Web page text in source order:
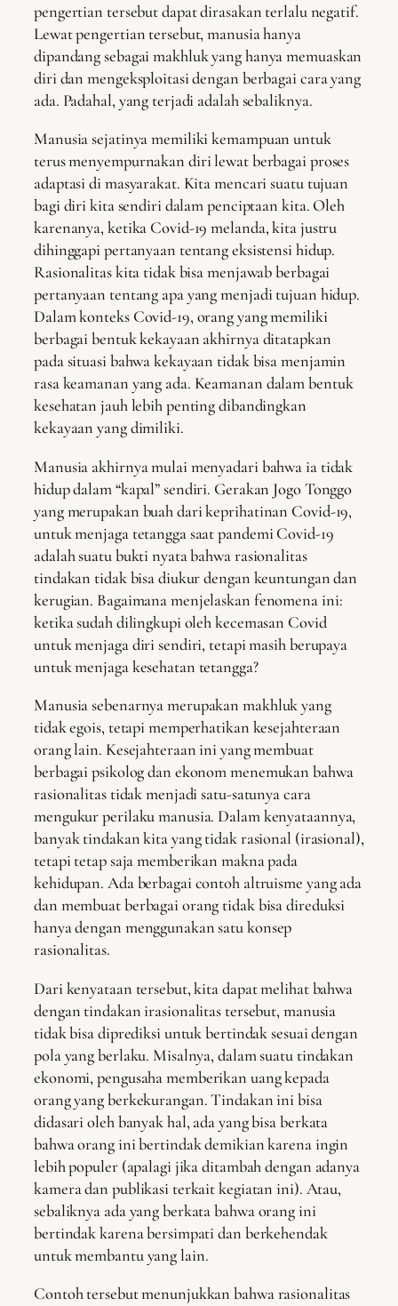
pengertian tersebut dapat dirasakan terlalu negatif.
Lewat pengertian tersebut, manusia hanya
dipandang sebagai makhluk yang hanya memuaskan
diri dan mengeksploitasi dengan berbagai cara yang
ada. Padahal, yang terjadi adalah sebaliknya.
Manusia sejatinya memiliki kemampuan untuk
terus menyempurnakan diri lewat berbagai proses
adaptasi di masyarakat. Kita mencari suatu tujuan
bagi diri kita sendiri dalam penciptaan kita. Oleh
karenanya, ketika Covid-19 melanda, kita justru
dihinggapi pertanyaan tentang eksistensi hidup.
Rasionalitas kita tidak bisa menjawab berbagai
pertanyaan tentang apa yang menjadi tujuan hidup.
Dalam konteks Covid-19, orang yang memiliki
berbagai bentuk kekayaan akhirnya ditatapkan
pada situasi bahwa kekayaan tidak bisa menjamin
rasa keamanan yang ada. Keamanan dalam bentuk
kesehatan jauh lebih penting dibandingkan
kekayaan yang dimiliki.
Manusia akhirnya mulai menyadari bahwa ia tidak
hidup dalam “kapal” sendiri. Gerakan Jogo Tonggo
yang merupakan buah dari keprihatinan Covid-19,
untuk menjaga tetangga saat pandemi Covid-19
adalah suatu bukti nyata bahwa rasionalitas
tindakan tidak bisa diukur dengan keuntungan dan
kerugian. Bagaimana menjelaskan fenomena ini:
ketika sudah dilingkupi oleh kecemasan Covid
untuk menjaga diri sendiri, tetapi masih berupaya
untuk menjaga kesehatan tetangga?
Manusia sebenarnya merupakan makhluk yang
tidak egois, tetapi memperhatikan kesejahteraan
orang lain. Kesejahteraan ini yang membuat
berbagai psikolog dan ekonom menemukan bahwa
rasionalitas tidak menjadi satu-satunya cara
mengukur perilaku manusia. Dalam kenyataannya,
banyak tindakan kita yang tidak rasional (irasional),
tetapi tetap saja memberikan makna pada
kehidupan. Ada berbagai contoh altruisme yang ada
dan membuat berbagai orang tidak bisa direduksi
hanya dengan menggunakan satu konsep
rasionalitas.
Dari kenyataan tersebut, kita dapat melihat bahwa
dengan tindakan irasionalitas tersebut, manusia
tidak bisa diprediksi untuk bertindak sesuai dengan
pola yang berlaku. Misalnya, dalam suatu tindakan
ekonomi, pengusaha memberikan uang kepada
orang yang berkekurangan. Tindakan ini bisa
didasari oleh banyak hal, ada yang bisa berkata
bahwa orang ini bertindak demikian karena ingin
lebih populer (apalagi jika ditambah dengan adanya
kamera dan publikasi terkait kegiatan ini). Atau,
sebaliknya ada yang berkata bahwa orang ini
bertindak karena bersimpati dan berkehendak
untuk membantu yang lain.
Contoh tersebut menunjukkan bahwa rasionalitas